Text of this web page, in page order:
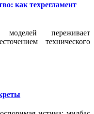
как техрегламент
моделей переживает
технического